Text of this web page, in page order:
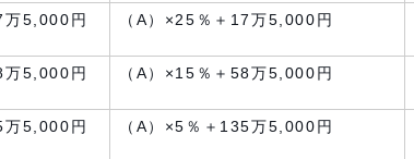
万5,000円 （A）×25％＋17万5,000円
万5,000円 （A）×15％＋58万5,000円
万5,000円 （A）×5％＋135万5,000円